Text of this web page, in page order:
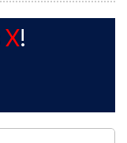
X!